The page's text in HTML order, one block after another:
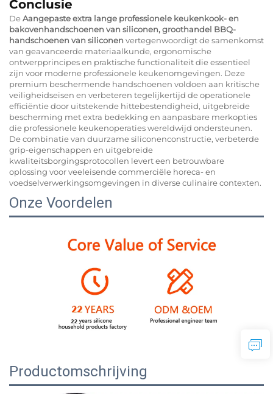
Conclusie
DeAangepaste extra lange professionele keukenkook- en
bakovenhandschoenen van siliconen, groothandel BBQ-
handschoenen van siliconen vertegenwoordigt de samenkomst
van geavanceerde materiaalkunde, ergonomische
ontwerpprincipes en praktische functionaliteit die essentieel
zijn voor moderne professionele keukenomgevingen. Deze
premium beschermende handschoenen voldoen aan kritische
veiligheidseisen en verbeteren tegelijkertijd de operationele
efficiëntie door uitstekende hittebestendigheid, uitgebreide
bescherming met extra bedekking en aanpasbare merkopties
die professionele keukenoperaties wereldwijd ondersteunen.
De combinatie van duurzame siliconenconstructie, verbeterde
grip-eigenschappen en uitgebreide
kwaliteitsborgingsprotocollen levert een betrouwbare
oplossing voor veeleisende commerciële horeca- en
voedselverwerkingsomgevingen in diverse culinaire contexten.
Onze Voordelen
Productomschrijving